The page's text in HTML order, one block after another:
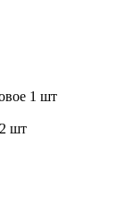
1 шт
2 шт